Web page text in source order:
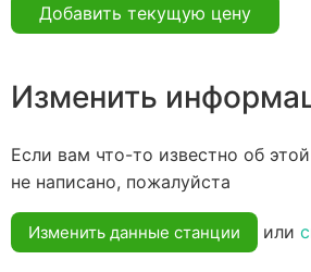
Добавить текущую цену
Изменить
Если вам что-то известно об
не написано, пожалуйста
Изменить данные станции или